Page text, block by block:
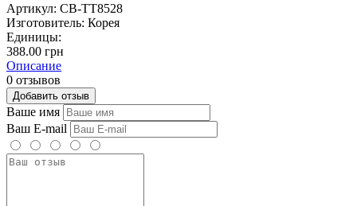
Артикул: СВ-TT8528
Изготовитель: Корея
Единицы:
388.00 грн
Описание
0 отзывов
Добавить отзыв
Ваше имя
Ваш E-mail